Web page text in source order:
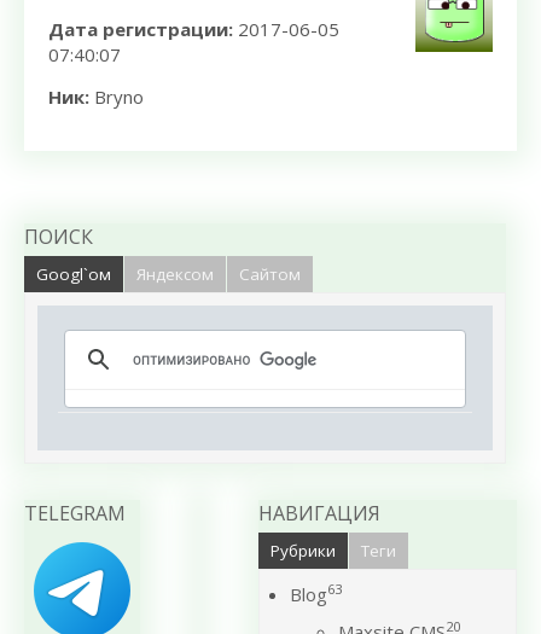
Дата регистрации: 2017-06-05
07:40:07
Ник: Bryno
ПОИСК
Googl`ом Яндексом Сайтом
TELEGRAM НАВИГАЦИЯ
Рубрики Теги
Blog63
20